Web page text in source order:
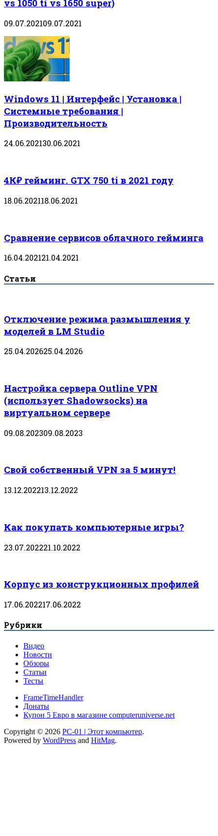
vs 1050 ti vs 1650 super)
09.07.202109.07.2021
Windows 11 | Интерфейс | Установка |
Системные требования |
Производительность
24.06.202130.06.2021
4К₽ гейминг. GTX 750 ti в 2021 году
18.06.202118.06.2021
Сравнение сервисов облачного гейминга
16.04.202121.04.2021
Статьи
Отключение режима размышления у
моделей в LM Studio
25.04.202625.04.2026
Настройка сервера Outline VPN
(использует Shadowsocks) на
виртуальном сервере
09.08.202309.08.2023
Свой собственный VPN за 5 минут!
13.12.202213.12.2022
Как покупать компьютерные игры?
23.07.202221.10.2022
Корпус из конструкционных профилей
17.06.202217.06.2022
Рубрики
Видео
Новости
Обзоры
Статьи
Тесты
FrameTimeHandler
Донаты
Купон 5 Евро в магазине computeruniverse.net
Copyright © 2026 PC-01 | Этот компьютер.
Powered by WordPress and HitMag.